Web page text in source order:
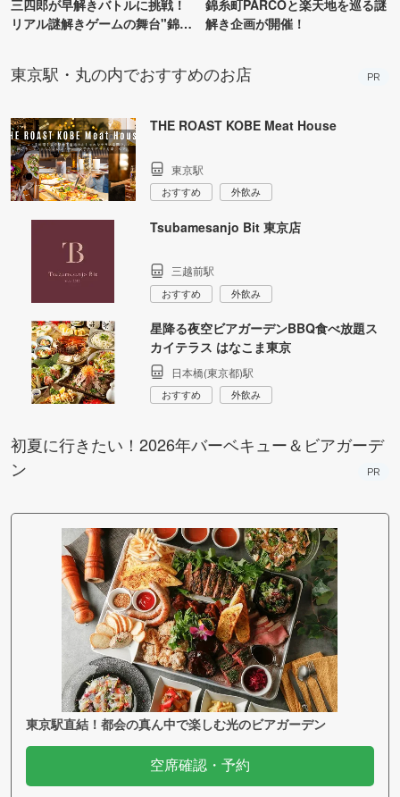
三四郎が早解きバトルに挑戦！
リアル謎解きゲームの舞台"錦糸
錦糸町PARCOと楽天地を巡る謎
解き企画が開催！
東京駅・丸の内でおすすめのお店 PR
THE ROAST KOBE Meat House
東京駅
おすすめ 外飲み
Tsubamesanjo Bit 東京店
三越前駅
おすすめ 外飲み
星降る夜空ビアガーデンBBQ食べ放題ス
カイテラス はなこま東京
日本橋(東京都)駅
おすすめ 外飲み
初夏に行きたい！2026年バーベキュー＆ビアガーデ
ン
PR
東京駅直結！都会の真ん中で楽しむ光のビアガーデン
空席確認・予約